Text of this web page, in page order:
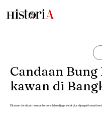
Candaan
kawan di
Ditawan di sebuah tempat terpencil dan dijaga ketat plus dipagari kawat